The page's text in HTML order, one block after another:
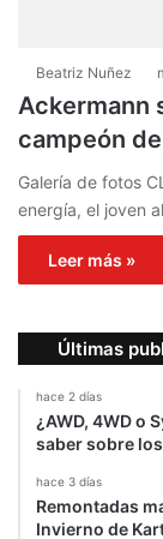
Beatriz Nuñez
Ackermann
campeón
Galería de fotos
energía, el joven
Leer más »
Últimas
hace 2 días
¿AWD, 4WD o
saber sobre
hace 3 días
Remontadas
Invierno de